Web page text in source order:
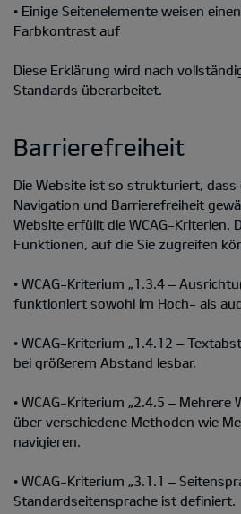
• Einige Seitenelemente weisen
Farbkontrast auf
Diese Erklärung wird nach
Standards überarbeitet.
Barrierefreiheit
Die Website ist so strukturiert, dass
Navigation und Barrierefreiheit
Website erfüllt die WCAG-Kriterien.
Funktionen, auf die Sie zugreifen
• WCAG-Kriterium „1.3.4 –
funktioniert sowohl im Hoch- als
• WCAG-Kriterium „1.4.12 –
bei größerem Abstand lesbar.
• WCAG-Kriterium „2.4.5 – Mehrere
über verschiedene Methoden wie
navigieren.
• WCAG-Kriterium „3.1.1 –
Standardseitensprache ist definiert.